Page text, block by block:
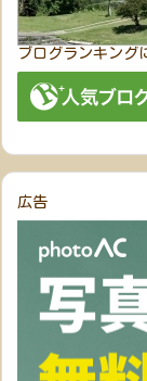
ブログランキング
広告